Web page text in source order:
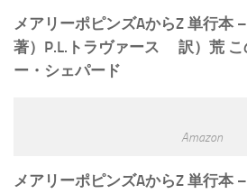
メアリーポピンズAからZ 単行本
著）P.L.トラヴァース 訳）荒
ー・シェパード
Amazon
メアリーポピンズAからZ 単行本